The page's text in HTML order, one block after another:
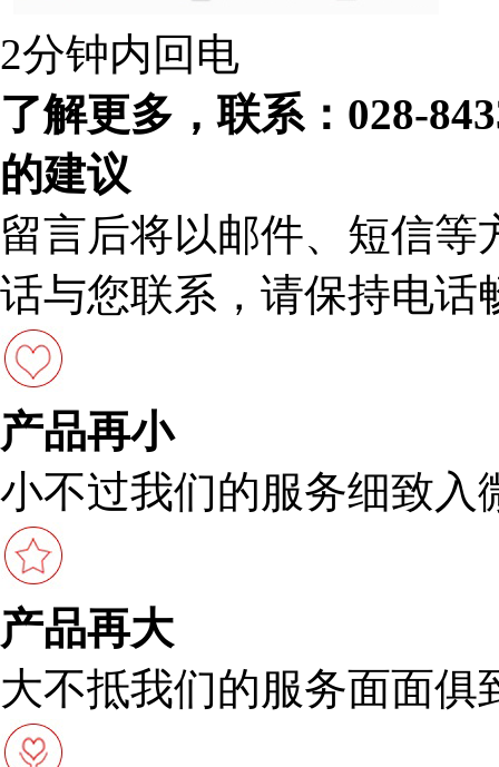
2分钟内回电
了解更多，联系：028-
的建议
留言后将以邮件、短信
话与您联系，请保持电话
产品再小
小不过我们的服务细致入
产品再大
大不抵我们的服务面面俱